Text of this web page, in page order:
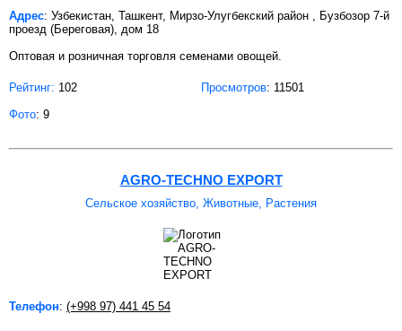
Адрес: Узбекистан, Ташкент, Мирзо-Улугбекский район , Бузбозор 7-й
проезд (Береговая), дом 18
Оптовая и розничная торговля семенами овощей.
Рейтинг: 102 Просмотров: 11501
Фото: 9
AGRO-TECHNO EXPORT
Сельское хозяйство, Животные, Растения
Телефон: (+998 97) 441 45 54